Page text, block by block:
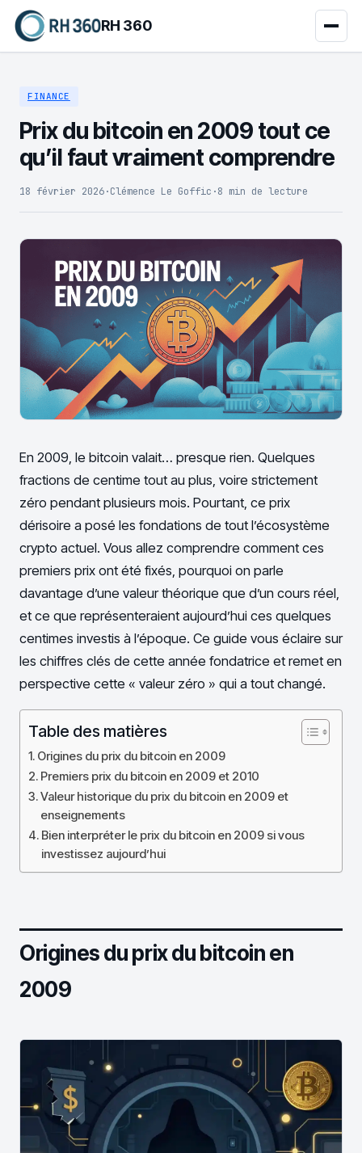
RH 360
FINANCE
Prix du bitcoin en 2009 tout ce
qu’il faut vraiment comprendre
18 février 2026·Clémence Le Goffic ·8 min de lecture
En 2009, le bitcoin valait… presque rien. Quelques
fractions de centime tout au plus, voire strictement
zéro pendant plusieurs mois. Pourtant, ce prix
dérisoire a posé les fondations de tout l’écosystème
crypto actuel. Vous allez comprendre comment ces
premiers prix ont été fixés, pourquoi on parle
davantage d’une valeur théorique que d’un cours réel,
et ce que représenteraient aujourd’hui ces quelques
centimes investis à l’époque. Ce guide vous éclaire sur
les chiffres clés de cette année fondatrice et remet en
perspective cette « valeur zéro » qui a tout changé.
Table des matières
Origines du prix du bitcoin en 2009
Premiers prix du bitcoin en 2009 et 2010
Valeur historique du prix du bitcoin en 2009 et
enseignements
Bien interpréter le prix du bitcoin en 2009 si vous
investissez aujourd’hui
Origines du prix du bitcoin en
2009